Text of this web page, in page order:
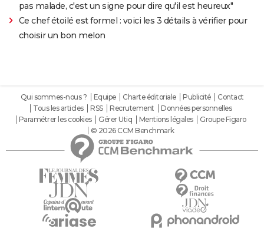
pas malade, c'est un signe pour dire qu'il est heureux"
Ce chef étoilé est formel : voici les 3 détails à vérifier pour
choisir un bon melon
Qui sommes-nous ? Equipe Charte éditoriale Publicité
Contact
Tous les articles
RSS Recrutement
Données personnelles
Paramétrer les cookies
Gérer Utiq Mentions légales
Groupe Figaro
© 2026 CCM Benchmark